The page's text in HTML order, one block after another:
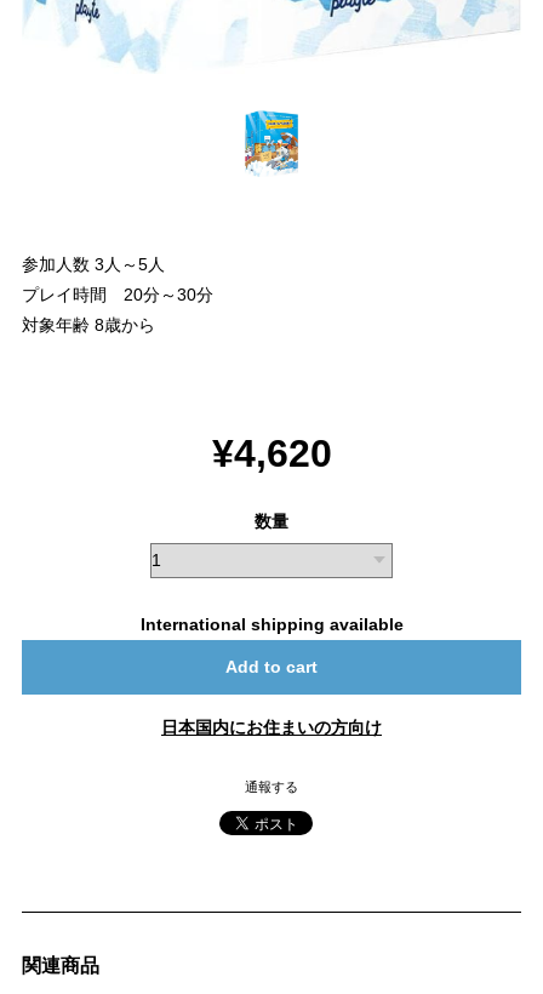
参加人数 3人～5人
プレイ時間 20分～30分
対象年齢 8歳から
¥4,620
数量
International shipping available
Add to cart
日本国内にお住まいの方向け
通報する
関連商品